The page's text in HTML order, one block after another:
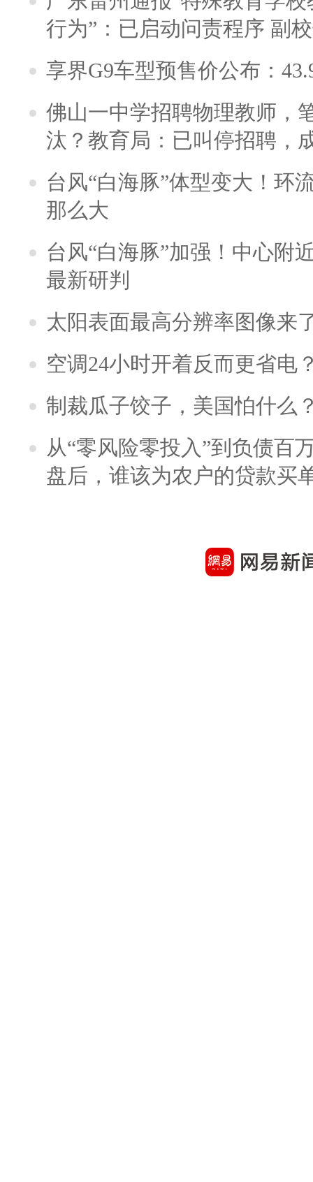
行为”：已启动问责程序 副
享界G9车型预售价公布：
佛山一中学招聘物理教师，
汰？教育局：已叫停招聘，
台风“白海豚”体型变大！环
那么大
台风“白海豚”加强！中心附
最新研判
太阳表面最高分辨率图像来
空调24小时开着反而更省电
制裁瓜子饺子，美国怕什么
从“零风险零投入”到负债百
盘后，谁该为农户的贷款买